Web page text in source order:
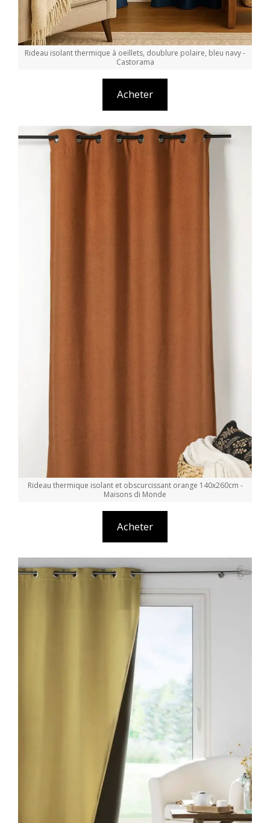
Rideau isolant thermique à oeillets, doublure polaire, bleu navy -
Castorama
Acheter
Rideau thermique isolant et obscurcissant orange 140x260cm -
Maisons di Monde
Acheter